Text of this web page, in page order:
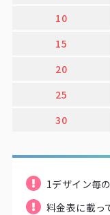
10
15
20
25
30
1デザイン毎
料金表に載っ